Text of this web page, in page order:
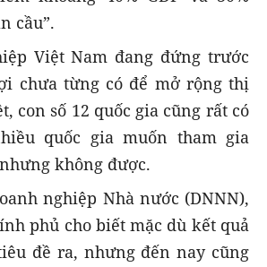
cầu”.
Việt Nam đang đứng trước
chưa từng có để mở rộng thị
con số 12 quốc gia cũng rất có
quốc gia muốn tham gia
không được.
nghiệp Nhà nước (DNNN),
phủ cho biết mặc dù kết quả
đề ra, nhưng đến nay cũng